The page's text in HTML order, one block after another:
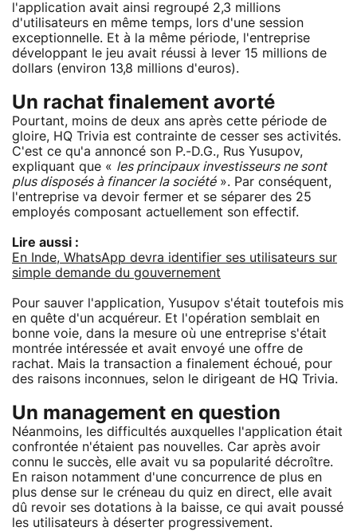
l'application avait ainsi regroupé 2,3 millions
d'utilisateurs en même temps, lors d'une session
exceptionnelle. Et à la même période, l'entreprise
développant le jeu avait réussi à lever 15 millions de
dollars (environ 13,8 millions d'euros).
Un rachat finalement avorté
Pourtant, moins de deux ans après cette période de
gloire, HQ Trivia est contrainte de cesser ses activités.
C'est ce qu'a annoncé son P.-D.G., Rus Yusupov,
expliquant que « les principaux investisseurs ne sont
plus disposés à financer la société». Par conséquent,
l'entreprise va devoir fermer et se séparer des 25
employés composant actuellement son effectif.
Lire aussi :
En Inde, WhatsApp devra identifier ses utilisateurs sur
simple demande du gouvernement
Pour sauver l'application, Yusupov s'était toutefois mis
en quête d'un acquéreur. Et l'opération semblait en
bonne voie, dans la mesure où une entreprise s'était
montrée intéressée et avait envoyé une offre de
rachat. Mais la transaction a finalement échoué, pour
des raisons inconnues, selon le dirigeant de HQ Trivia.
Un management en question
Néanmoins, les difficultés auxquelles l'application était
confrontée n'étaient pas nouvelles. Car après avoir
connu le succès, elle avait vu sa popularité décroître.
En raison notamment d'une concurrence de plus en
plus dense sur le créneau du quiz en direct, elle avait
dû revoir ses dotations à la baisse, ce qui avait poussé
les utilisateurs à déserter progressivement.